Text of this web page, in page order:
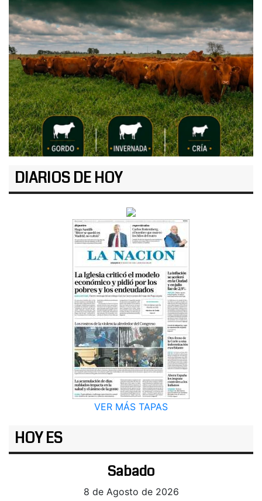
DIARIOS DE HOY
VER MÁS TAPAS
HOY ES
Sabado
8 de Agosto de 2026